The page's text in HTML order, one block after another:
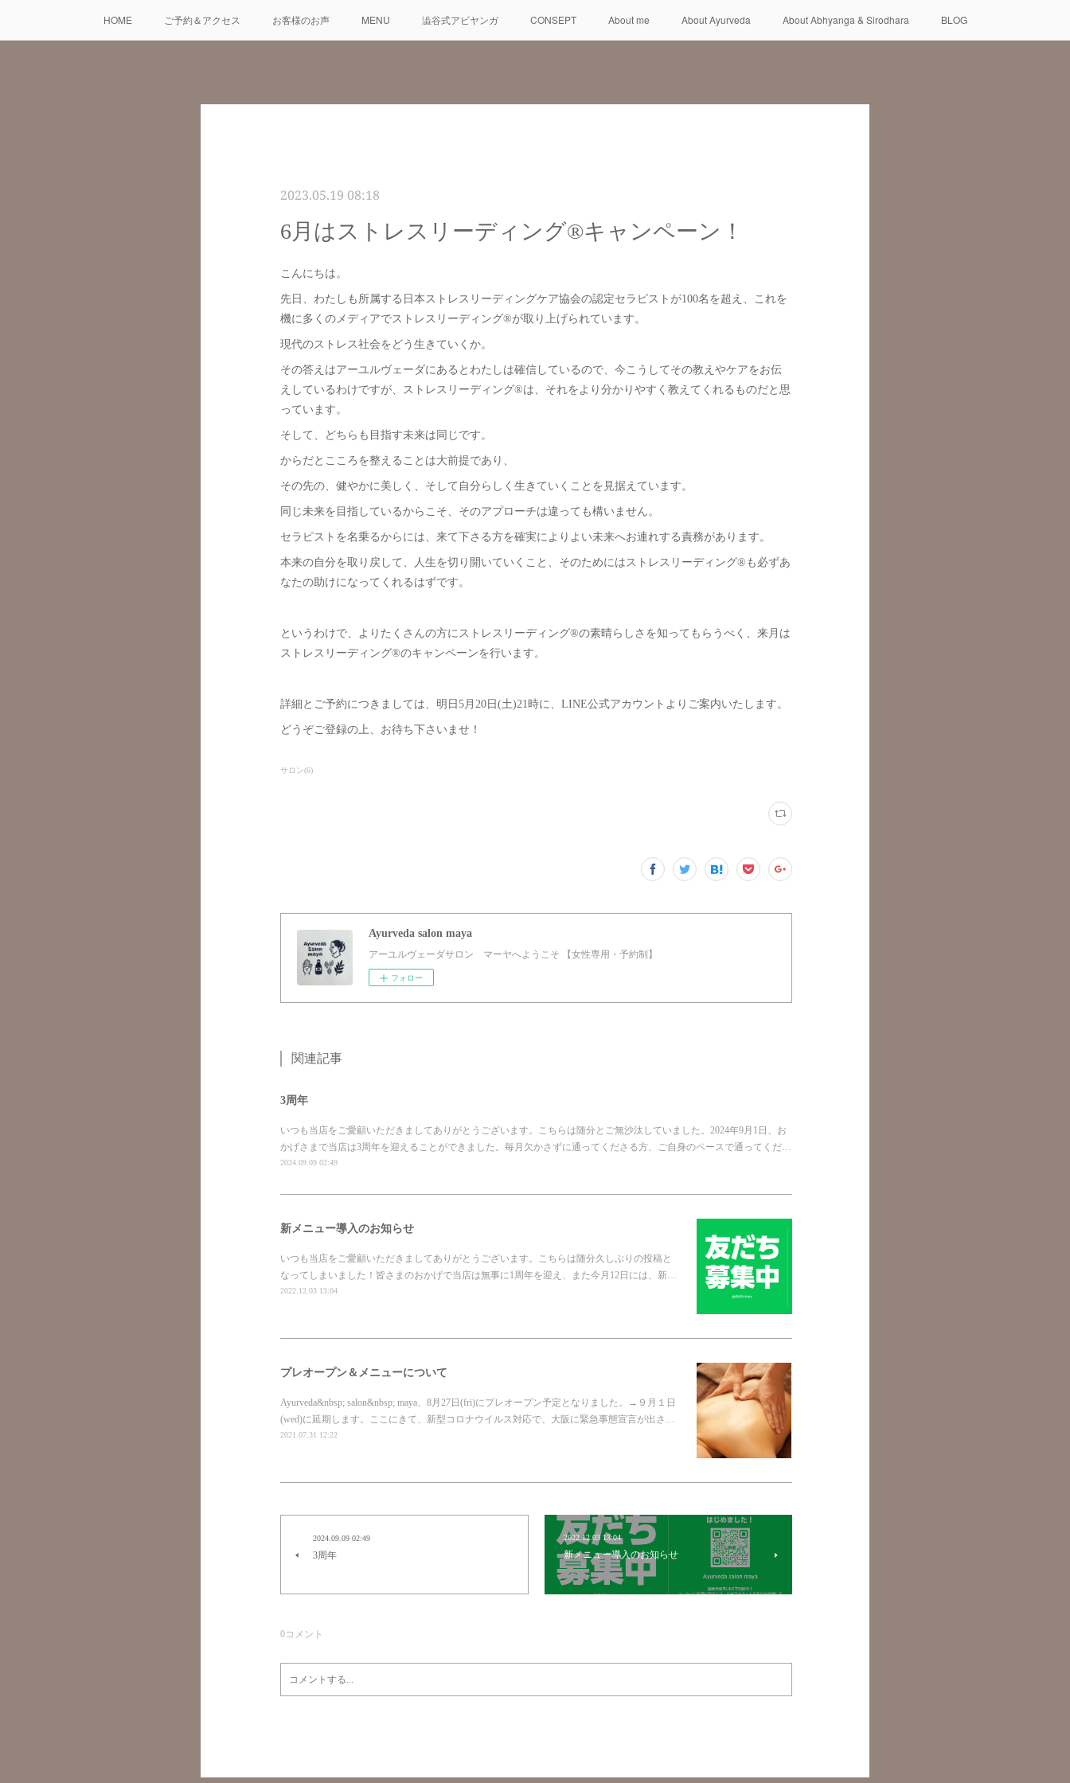
HOME ご予約＆アクセス お客様のお声 MENU 澁谷式アビヤンガ CONSEPT About me About Ayurveda About Abhyanga & Sirodhara BLOG
2023.05.19 08:18
6月はストレスリーディング®キャンペーン！
こんにちは。
先日、わたしも所属する日本ストレスリーディングケア協会の認定セラピストが100名を超え、これを
機に多くのメディアでストレスリーディング®が取り上げられています。
現代のストレス社会をどう生きていくか。
その答えはアーユルヴェーダにあるとわたしは確信しているので、今こうしてその教えやケアをお伝
えしているわけですが、ストレスリーディング®は、それをより分かりやすく教えてくれるものだと思
っています。
そして、どちらも目指す未来は同じです。
からだとこころを整えることは大前提であり、
その先の、健やかに美しく、そして自分らしく生きていくことを見据えています。
同じ未来を目指しているからこそ、そのアプローチは違っても構いません。
セラピストを名乗るからには、来て下さる方を確実によりよい未来へお連れする責務があります。
本来の自分を取り戻して、人生を切り開いていくこと、そのためにはストレスリーディング®も必ずあ
なたの助けになってくれるはずです。
というわけで、よりたくさんの方にストレスリーディング®の素晴らしさを知ってもらうべく、来月は
ストレスリーディング®のキャンペーンを行います。
詳細とご予約につきましては、明日5月20日(土)21時に、LINE公式アカウントよりご案内いたします。
どうぞご登録の上、お待ち下さいませ！
サロン(6)
Ayurveda salon maya
アーユルヴェーダサロン マーヤへようこそ 【女性専用・予約制】
フォロー
関連記事
3周年
いつも当店をご愛顧いただきましてありがとうございます。こちらは随分とご無沙汰していました。2024年9月1日、お
かげさまで当店は3周年を迎えることができました。毎月欠かさずに通ってくださる方、ご自身のペースで通ってくだ…
2024.09.09 02:49
新メニュー導入のお知らせ
いつも当店をご愛顧いただきましてありがとうございます。こちらは随分久しぶりの投稿と
なってしまいました！皆さまのおかげで当店は無事に1周年を迎え、また今月12日には、新…
2022.12.03 13:04
プレオープン＆メニューについて
Ayurveda&nbsp; salon&nbsp; maya、8月27日(fri)にプレオープン予定となりました。→９月１日
(wed)に延期します。ここにきて、新型コロナウイルス対応で、大阪に緊急事態宣言が出さ…
2021.07.31 12:22
2024.09.09 02:49
3周年
2022.12.03 13:04
新メニュー導入のお知らせ
0コメント